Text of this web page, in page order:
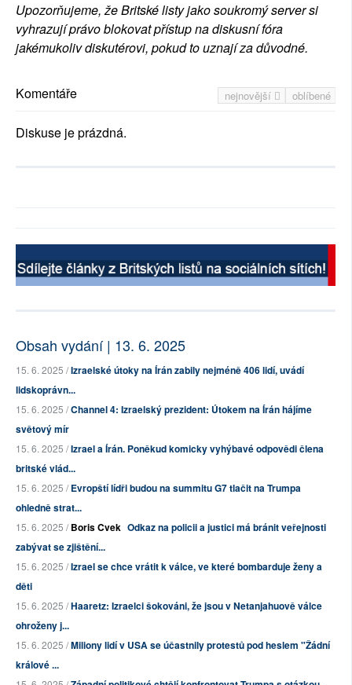
Upozorňujeme, že Britské listy jako soukromý server si
vyhrazují právo blokovat přístup na diskusní fóra
jakémukoliv diskutérovi, pokud to uznají za důvodné.
nejnovější oblíbené
Komentáře
Diskuse je prázdná.
Obsah vydání | 13. 6. 2025
15. 6. 2025 /Izraelské útoky na Írán zabily nejméně 406 lidí, uvádí
lidskoprávn...
15. 6. 2025 /Channel 4: Izraelský prezident: Útokem na Írán hájíme
světový mír
15. 6. 2025 /Izrael a Írán. Poněkud komicky vyhýbavé odpovědi člena
britské vlád...
15. 6. 2025 /Evropští lídři budou na summitu G7 tlačit na Trumpa
ohledně strat...
15. 6. 2025 /Boris Cvek Odkaz na policii a justici má bránit veřejnosti
zabývat se zjištění...
15. 6. 2025 /Izrael se chce vrátit k válce, ve které bombarduje ženy a
děti
15. 6. 2025 /Haaretz: Izraelci šokováni, že jsou v Netanjahuově válce
ohroženy j...
15. 6. 2025 /Miliony lidí v USA se účastnily protestů pod heslem "Žádní
králové ...